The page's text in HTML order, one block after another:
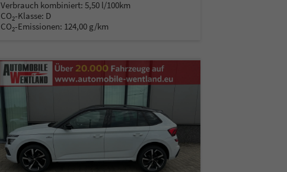
Verbrauch kombiniert:5,50 l/100km
CO2-Klasse: D
CO2-Emissionen: 124,00 g/km